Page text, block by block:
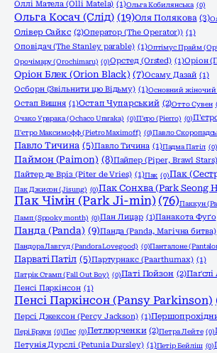
Оллі Матела (Olli Matela) (1)Ольга Кобилянська (0)
Ольга Косач (Слід) (19)Оля Полякова (3)
Олівер Сайкс (2)Оператор (The Operator)) (1)
Оповідач (The Stanley parable) (1)Оптімус Прайм
Орочімару (Orochimaru) (0)Орстед (Orsted) (1)Оріон
Оріон Блек (Orion Black) (7)Осаму Дазай (1)
Осборн (Звільнити цю Відьму) (1)Основний жіночий
Остап Вишня (1)Остап Чупарський (2)Отто Сувен
Очако Урарака (Ochaco Uraraka) (0)П'єро (Pierro) (0)
П'єтро Максимофф (Pietro Maximoff) (0)Павло
Павло Тичина (5)Павло Тичина (1)Падма Патіл (0)
Паймон (Paimon) (8)Пайпер (Piper, Brawl Stars)
Пайтер де Вріз (Piter de Vries) (1)Пак (0)Пак
Пак Джисон (Jisung) (0)Пак Сонхва (Park Seong
Пак Чімін (Park Ji-min) (76)Паккун
Памп (Spooky month) (0)Пан Лицар (1)Панакота Фуґо
Панда (Panda) (9)Панда (Panda, Магічна битва)
Пандора Лавгуд (Pandora Lovegood) (0)Панталоне
Парваті Патіл (5)Партурнакс (Paarthurnax) (1)
Патрік Стамп (Fall Out Boy) (0)Паті Пойзон (2)
Пенсі Паркінсон (1)
Пенсі Паркінсон (Pansy Parkinson)
Персі Джексон (Percy Jackson) (1)
Пері Браун (0)Пес (0)Петлюрченки (2)Петра Лейте (0)
Петунія Дурслі (Petunia Dursley) (1)Петір Бейліш (0)